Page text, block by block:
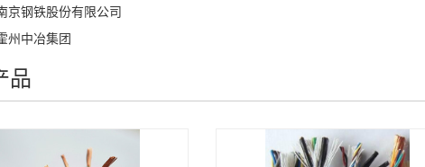
京钢铁股份有限公司
州中冶集团
品